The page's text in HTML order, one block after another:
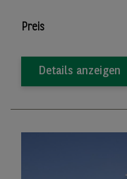
Preis
Details anzeigen